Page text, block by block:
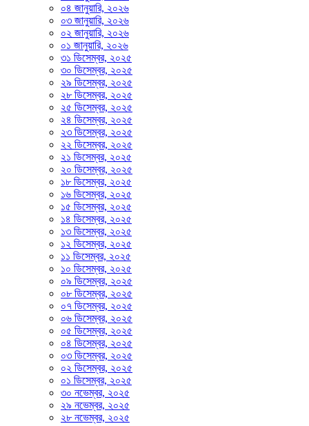
০৪ জানুয়ারি, ২০২৬
০৩ জানুয়ারি, ২০২৬
০২ জানুয়ারি, ২০২৬
০১ জানুয়ারি, ২০২৬
৩১ ডিসেম্বর, ২০২৫
৩০ ডিসেম্বর, ২০২৫
২৯ ডিসেম্বর, ২০২৫
২৮ ডিসেম্বর, ২০২৫
২৫ ডিসেম্বর, ২০২৫
২৪ ডিসেম্বর, ২০২৫
২৩ ডিসেম্বর, ২০২৫
২২ ডিসেম্বর, ২০২৫
২১ ডিসেম্বর, ২০২৫
২০ ডিসেম্বর, ২০২৫
১৮ ডিসেম্বর, ২০২৫
১৬ ডিসেম্বর, ২০২৫
১৫ ডিসেম্বর, ২০২৫
১৪ ডিসেম্বর, ২০২৫
১৩ ডিসেম্বর, ২০২৫
১২ ডিসেম্বর, ২০২৫
১১ ডিসেম্বর, ২০২৫
১০ ডিসেম্বর, ২০২৫
০৯ ডিসেম্বর, ২০২৫
০৮ ডিসেম্বর, ২০২৫
০৭ ডিসেম্বর, ২০২৫
০৬ ডিসেম্বর, ২০২৫
০৫ ডিসেম্বর, ২০২৫
০৪ ডিসেম্বর, ২০২৫
০৩ ডিসেম্বর, ২০২৫
০২ ডিসেম্বর, ২০২৫
০১ ডিসেম্বর, ২০২৫
৩০ নভেম্বর, ২০২৫
২৯ নভেম্বর, ২০২৫
২৮ নভেম্বর, ২০২৫